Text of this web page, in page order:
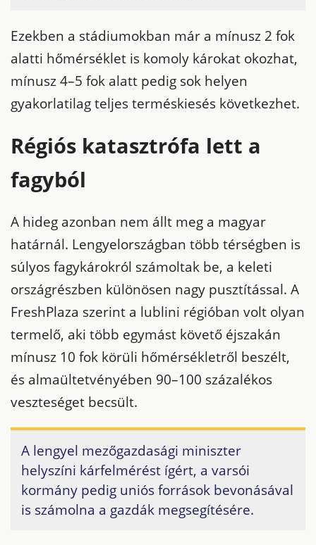
Ezekben a stádiumokban már a mínusz 2 fok
alatti hőmérséklet is komoly károkat okozhat,
mínusz 4–5 fok alatt pedig sok helyen
gyakorlatilag teljes terméskiesés következhet.
Régiós katasztrófa lett a
fagyból
A hideg azonban nem állt meg a magyar
határnál. Lengyelországban több térségben is
súlyos fagykárokról számoltak be, a keleti
országrészben különösen nagy pusztítással. A
FreshPlaza szerint a lublini régióban volt olyan
termelő, aki több egymást követő éjszakán
mínusz 10 fok körüli hőmérsékletről beszélt,
és almaültetvényében 90–100 százalékos
veszteséget becsült.
A lengyel mezőgazdasági miniszter
helyszíni kárfelmérést ígért, a varsói
kormány pedig uniós források bevonásával
is számolna a gazdák megsegítésére.